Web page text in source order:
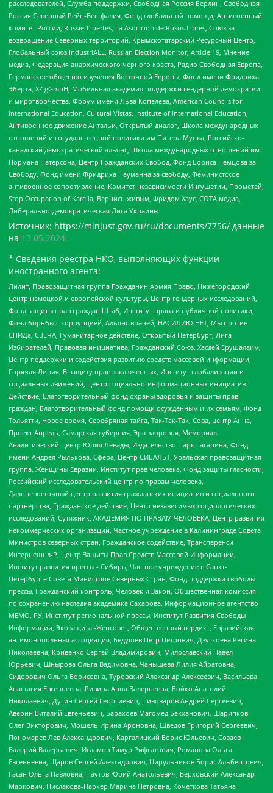
расследователей, Служба поддержки, Свободная Россия Берлин, Свободная
Россия Северный Рейн-Вестфалия, Фонд глобальной помощи, Антивоенный
комитет России, Russie-Libertes, La Asocicion de Rusos Libres, Союз за
возвращение Северных территорий, Крымскотатарский Ресурсный Центр,
Глобальный союз IndustriALL, Russian Election Monitor, Article 19, Мнение
медиа, Федерация анархического черного креста, Радио Свободная Европа,
Германское общество изучения Восточной Европы, Фонд имени Фридриха
Эберта, XZ gGmbH, Мобильная академия поддержки гендерной демократии
и миротворчества, Форум имени Льва Копелева, American Councils for
International Education, Cultural Vistas, Institute of International Education,
Антивоенное движение Антальи, Открытый диалог, Школа международных
отношений и государственной политики им Питера Мунка, Российско-
канадский демократический альянс, Школа международных отношений им
Нормана Патерсона, Центр Гражданских Свобод, Фонд Бориса Немцова за
Свободу, Фонд имени Фридриха Науманна за свободу, Феминистское
антивоенное сопротивление, Комитет независимости Ингушетии, Прометей,
Stop Occupation of Karelia, Вернись живым, Фридом Хаус, СОТА медиа,
Либерально-демократическая Лига Украины
Источник: https://minjust.gov.ru/ru/documents/7756/ данные
на 13.05.2024
* Сведения реестра НКО, выполняющих функции
иностранного агента:
Лилит, Правозащитная группа Гражданин.Армия.Право, Нижегородский
центр немецкой и европейской культуры, Центр гендерных исследований,
Фонд защиты прав граждан Штаб, Институт права и публичной политики,
Фонд борьбы с коррупцией, Альянс врачей, НАСИЛИЮ.НЕТ, Мы против
СПИДа, СВЕЧА, Гуманитарное действие, Открытый Петербург, Лига
Избирателей, Правовая инициатива, Гражданский Союз, Хасдей Ерушалаим,
Центр поддержки и содействия развитию средств массовой информации,
Горячая Линия, В защиту прав заключенных, Институт глобализации и
социальных движений, Центр социально-информационных инициатив
Действие, Благотворительный фонд охраны здоровья и защиты прав
граждан, Благотворительный фонд помощи осужденным и их семьям, Фонд
Тольятти, Новое время, Серебряная тайга, Так-Так-Так, Сова, центр Анна,
Проект Апрель, Самарская губерния, Эра здоровья, Мемориал,
Аналитический Центр Юрия Левады, Издательство Парк Гагарина, Фонд
имени Андрея Рылькова, Сфера, Центр СИБАЛЬТ, Уральская правозащитная
группа, Женщины Евразии, Институт прав человека, Фонд защиты гласности,
Российский исследовательский центр по правам человека,
Дальневосточный центр развития гражданских инициатив и социального
партнерства, Гражданское действие, Центр независимых социологических
исследований, Сутяжник, АКАДЕМИЯ ПО ПРАВАМ ЧЕЛОВЕКА, Центр развития
некоммерческих организаций, Частное учреждение в Калининграде Совета
Министров северных стран, Гражданское содействие, Трансперенси
Интернешнл-Р, Центр Защиты Прав Средств Массовой Информации,
Институт развития прессы - Сибирь, Частное учреждение в Санкт-
Петербурге Совета Министров Северных Стран, Фонд поддержки свободы
прессы, Гражданский контроль, Человек и Закон, Общественная комиссия
по сохранению наследия академика Сахарова, Информационное агентство
МЕМО. РУ, Институт региональной прессы, Институт Развития Свободы
Информации, Экозащита!-Женсовет, Общественный вердикт, Евразийская
антимонопольная ассоциация, Бедушев Петр Петрович, Дзугкоева Регина
Николаевна, Кривенко Сергей Владимирович, Милославский Павел
Юрьевич, Шнырова Ольга Вадимовна, Чанышева Лилия Айратовна,
Сидорович Ольга Борисовна, Туровский Александр Алексеевич, Васильева
Анастасия Евгеньевна, Ривина Анна Валерьевна, Бойко Анатолий
Николаевич, Дугин Сергей Георгиевич, Пивоваров Андрей Сергеевич,
Аверин Виталий Евгеньевич, Барахоев Магомед Бекханович, Шарипков
Олег Викторович, Мошель Ирина Ароновна, Шведов Григорий Сергеевич,
Пономарев Лев Александрович, Каргалицкий Борис Юльевич, Созаев
Валерий Валерьевич, Исламов Тимур Рифгатович, Романова Ольга
Евгеньевна, Щаров Сергей Алексадрович, Цирульников Борис Альбертович,
Гасан Ольга Павловна, Паутов Юрий Анатольевич, Верховский Александр
Маркович, Пислакова-Паркер Марина Петровна, Кочеткова Татьяна